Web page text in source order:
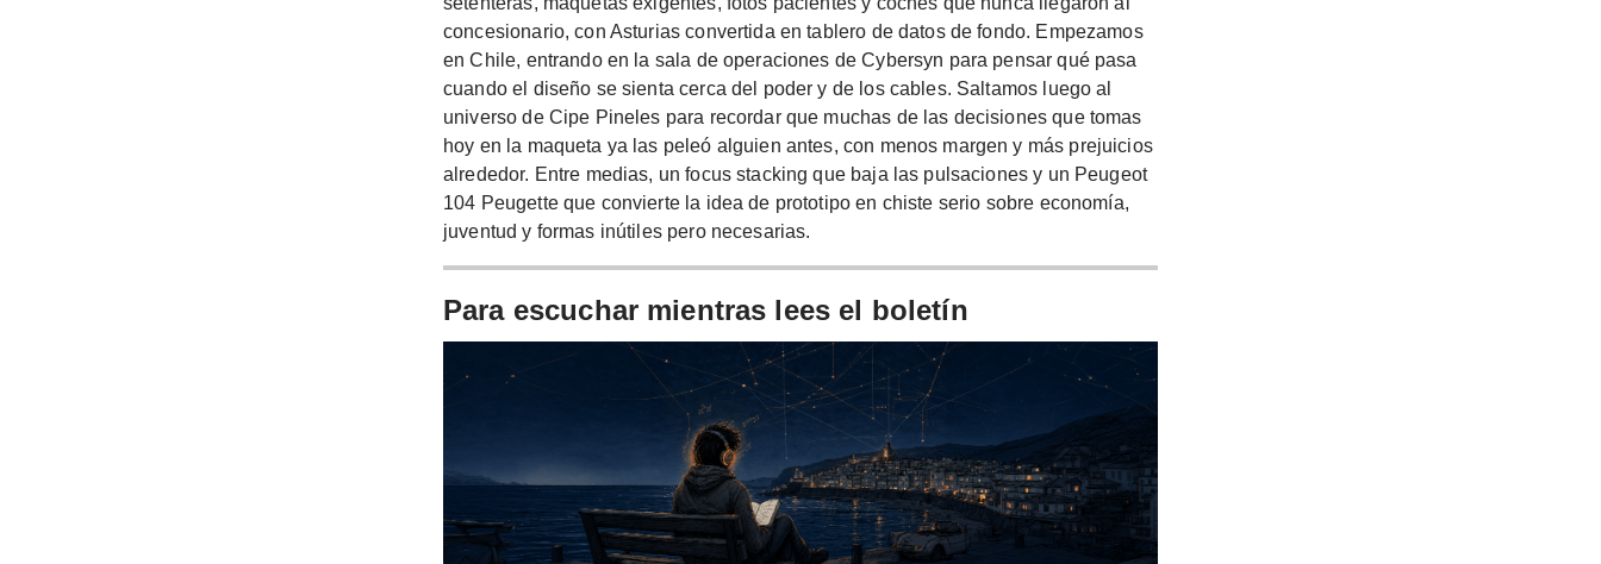
concesionario, con Asturias convertida en tablero de datos de fondo. Empezamos
en Chile, entrando en la sala de operaciones de Cybersyn para pensar qué pasa
cuando el diseño se sienta cerca del poder y de los cables. Saltamos luego al
universo de Cipe Pineles para recordar que muchas de las decisiones que tomas
hoy en la maqueta ya las peleó alguien antes, con menos margen y más prejuicios
alrededor. Entre medias, un focus stacking que baja las pulsaciones y un Peugeot
104 Peugette que convierte la idea de prototipo en chiste serio sobre economía,
juventud y formas inútiles pero necesarias.
Para escuchar mientras lees el boletín